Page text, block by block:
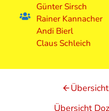
Günter Sirsch
Rainer Kannacher
Andi Bierl
Claus Schleich
Übersicht